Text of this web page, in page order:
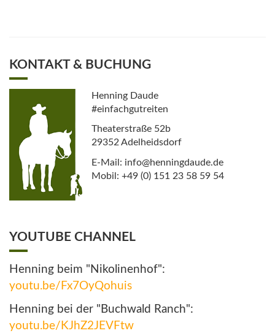
KONTAKT & BUCHUNG
Henning Daude
#einfachgutreiten
Theaterstraße 52b
29352 Adelheidsdorf
E-Mail: info@henningdaude.de
Mobil: +49 (0) 151 23 58 59 54
YOUTUBE CHANNEL
Henning beim "Nikolinenhof":
youtu.be/Fx7OyQohuis
Henning bei der "Buchwald Ranch":
youtu.be/KJhZ2JEVFtw